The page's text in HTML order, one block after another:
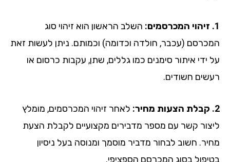
1. זיהוי המכרסמים:
השלב הראשון הוא זיהוי סוג
המכרסם (עכבר, חולדה וכדומה) וכמותם. ניתן לעשות זאת
על ידי איתור סימנים כמו גללים, שתן, עקבות כרסום או
רעשים חשודים.
2. קבלת הצעות מחיר:
לאחר זיהוי המכרסמים, מומלץ
ליצור קשר עם מספר מדבירים מקצועיים לקבלת הצעת
מחיר. חשוב לבחור מדביר מוסמך ומנוסה בעל ניסיון
בטיפול בסוג המכרסם הספציפי.